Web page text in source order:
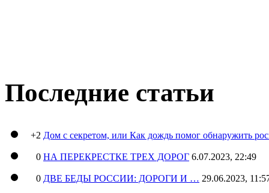
Последние статьи
+2 Дом с секретом, или Как дождь помог обнаружить
0 НА ПЕРЕКРЕСТКЕ ТРЕХ ДОРОГ 6.07.2023, 22:49
0 ДВЕ БЕДЫ РОССИИ: ДОРОГИ И … 29.06.2023,